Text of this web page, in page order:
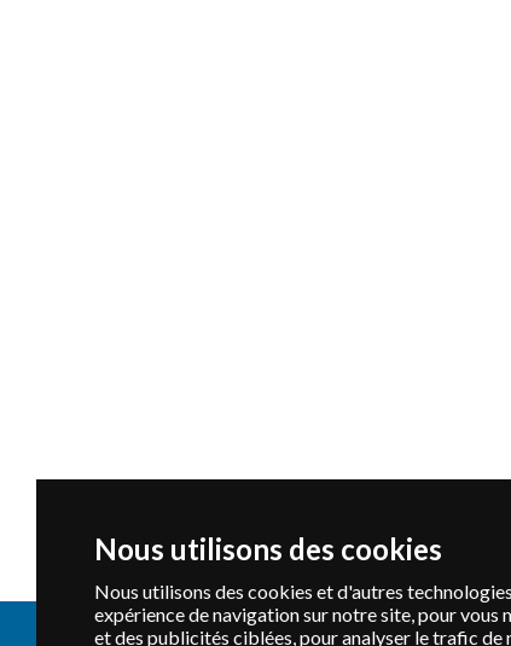
Nous utilisons des cookies
Nous utilisons des cookies et d'autres
expérience de navigation sur notre site, pour vous
et des publicités ciblées, pour analyser le trafic